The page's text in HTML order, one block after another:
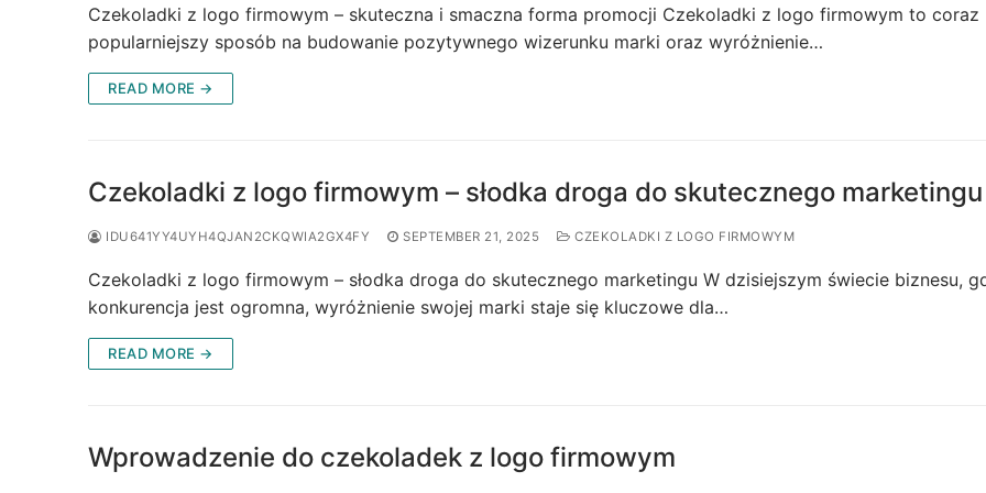
Czekoladki z logo firmowym – skuteczna i smaczna forma promocji Czekoladki z logo firmowym to coraz
popularniejszy sposób na budowanie pozytywnego wizerunku marki oraz wyróżnienie…
READ MORE →
Czekoladki z logo firmowym – słodka droga do skutecznego marketingu
IDU641YY4UYH4QJAN2CKQWIA2GX4FY SEPTEMBER 21, 2025 CZEKOLADKI Z LOGO FIRMOWYM
Czekoladki z logo firmowym – słodka droga do skutecznego marketingu W dzisiejszym świecie biznesu,
konkurencja jest ogromna, wyróżnienie swojej marki staje się kluczowe dla…
READ MORE →
Wprowadzenie do czekoladek z logo firmowym